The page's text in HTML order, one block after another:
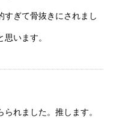
すぎて骨抜きにされまし
います。
れました。推します。